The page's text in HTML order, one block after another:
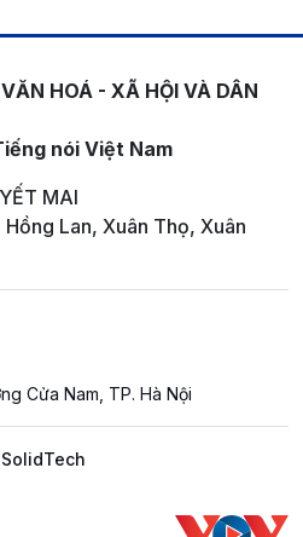
HOÁ - XÃ HỘI VÀ DÂN
nói Việt Nam
MAI
Lan, Xuân Thọ, Xuân
Cửa Nam, TP. Hà Nội